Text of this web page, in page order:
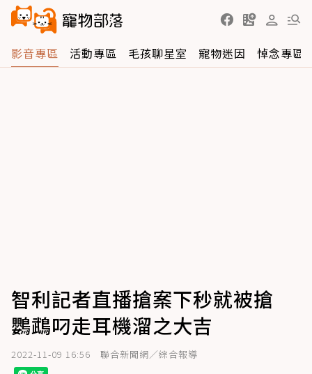
影音專區 活動專區 毛孩聊星室 寵物迷因 悼念專區
智利記者直播搶案下秒就被搶
鸚鵡叼走耳機溜之大吉
2022-11-09 16:56 聯合新聞網／綜合報導